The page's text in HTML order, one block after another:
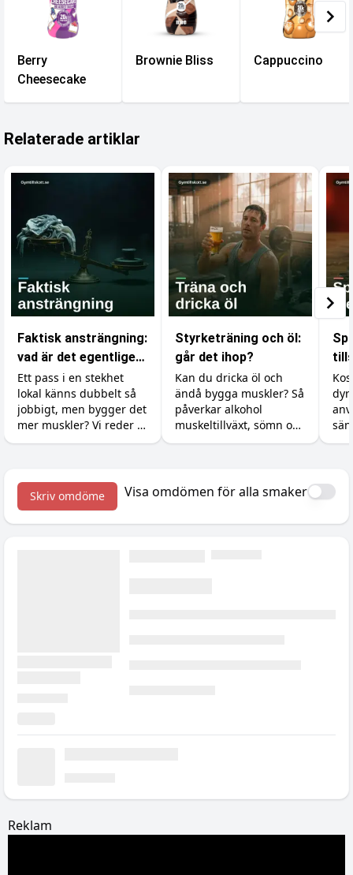
Berry
Cheesecake
Brownie Bliss Cappuccino
Relaterade artiklar
Faktisk ansträngning:
vad är det egentligen
som räknas i
gymmet?
Ett pass i en stekhet
lokal känns dubbelt så
jobbigt, men bygger det
mer muskler? Vi reder ut
skillnaden mellan att
kroppen en signal att
växa.
Styrketräning och öl:
går det ihop?
Kan du dricka öl och
ändå bygga muskler? Så
påverkar alkohol
muskeltillväxt, sömn och
återhämtning, och så
är
dyr
Så
Skriv omdöme Visa omdömen för alla smaker
Reklam